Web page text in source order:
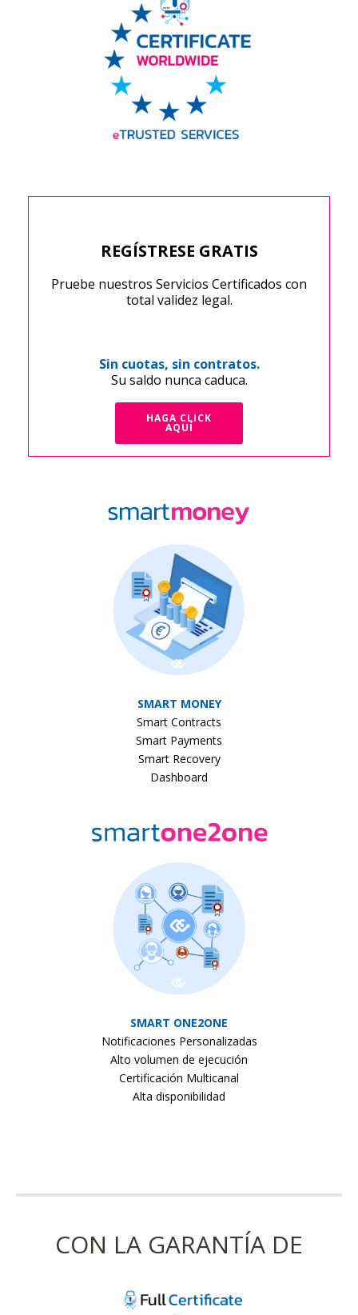
REGÍSTRESE GRATIS
Pruebe nuestros Servicios Certificados con
total validez legal.
Sin cuotas, sin contratos.
Su saldo nunca caduca.
HAGA CLICK
AQUÍ
SMART MONEY
Smart Contracts
Smart Payments
Smart Recovery
Dashboard
SMART ONE2ONE
Notificaciones Personalizadas
Alto volumen de ejecución
Certificación Multicanal
Alta disponibilidad
CON LA GARANTÍA DE